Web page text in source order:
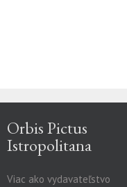
Orbis Pictus
Istropolitana
Viac ako vydavateľstvo